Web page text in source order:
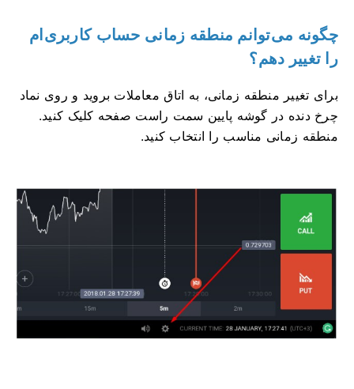
چگونه می‌توانم منطقه زمانی حساب کاربری‌ام
را تغییر دهم؟
برای تغییر منطقه زمانی، به اتاق معاملات بروید و روی نماد
چرخ دنده در گوشه پایین سمت راست صفحه کلیک کنید.
منطقه زمانی مناسب را انتخاب کنید.